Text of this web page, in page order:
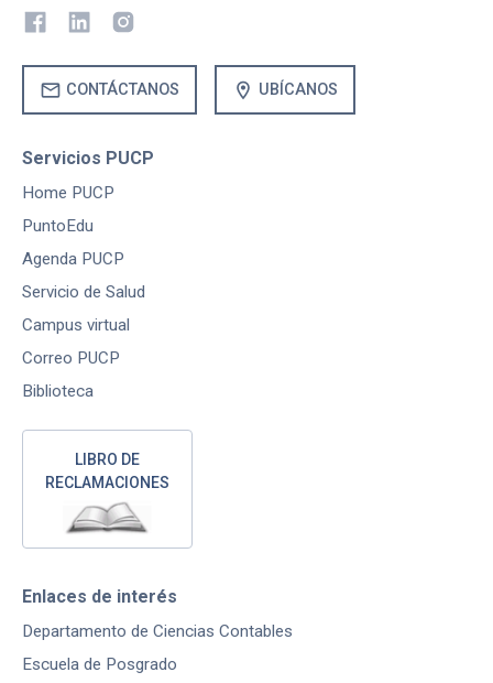
mail CONTÁCTANOS location_on UBÍCANOS
Servicios PUCP
Home PUCP
PuntoEdu
Agenda PUCP
Servicio de Salud
Campus virtual
Correo PUCP
Biblioteca
LIBRO DE
RECLAMACIONES
Enlaces de interés
Departamento de Ciencias Contables
Escuela de Posgrado